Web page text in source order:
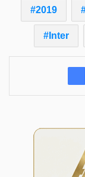
2019
Inter